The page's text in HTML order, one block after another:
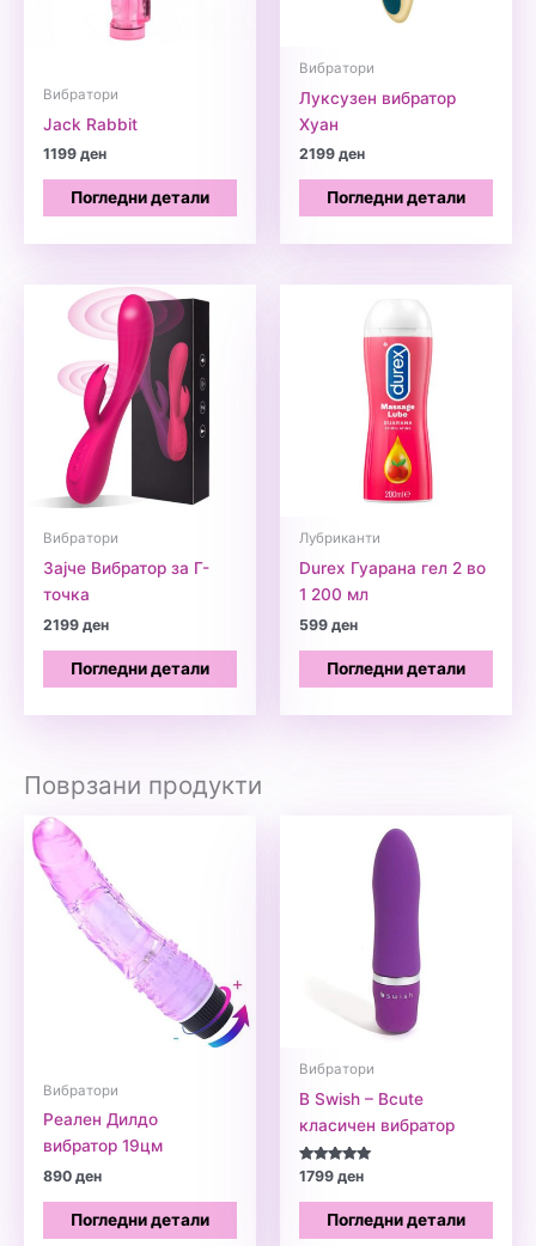
Вибратори
Jack Rabbit
1199ден
Погледни детали
Вибратори
Луксузен вибратор
Хуан
2199ден
Погледни детали
Вибратори
Зајче Вибратор за Г-
точка
2199ден
Погледни детали
Лубриканти
Durex Гуарана гел 2 во
1 200 мл
599ден
Погледни детали
Поврзани продукти
Вибратори
Реален Дилдо
вибратор 19цм
890ден
Погледни детали
Вибратори
B Swish – Bcute
класичен вибратор
Оценето
од 5
1799ден
Погледни детали